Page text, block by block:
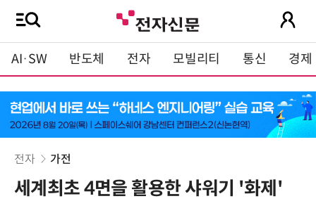
AI·SW 반도체 전자 모빌리티 통신 경제
전자 가전
세계최초 4면을 활용한 샤워기 '화제'